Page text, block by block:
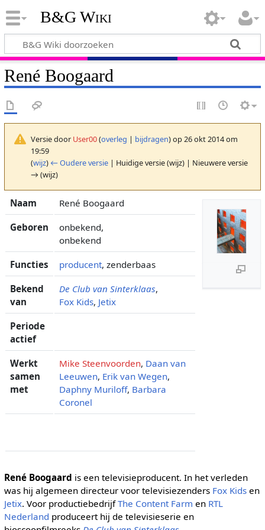
B&G Wiki
René Boogaard
Versie door User00(overleg | bijdragen)op 26 okt 2014 om
19:59
(wijz) ← Oudere versie| Huidige versie (wijz) | Nieuwere versie
→ (wijz)
Naam René Boogaard
Geboren
onbekend,
onbekend
Functies producent, zenderbaas
Bekend
van
De Club van Sinterklaas,
Fox Kids, Jetix
Periode
actief
Werkt
samen
met
Mike Steenvoorden, Daan van
Leeuwen, Erik van Wegen,
Daphny Muriloff, Barbara
Coronel
René Boogaard is een televisieproducent. In het verleden
was hij algemeen directeur voor televisiezenders Fox Kidsen
Jetix. Voor productiebedrijfThe Content Farm en RTL
Nederland produceert hij de televisieserie en